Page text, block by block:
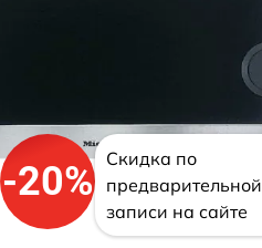
-20%
Скидка по
предварительной
записи на сайте